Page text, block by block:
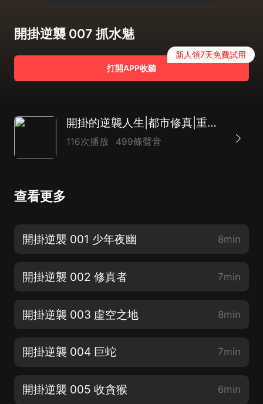
開掛逆襲 007 抓水魅
打開APP收聽
新人領7天免費試用
開掛的逆襲人生|都市修真|重生爽文|多人有聲劇
116次播放 499條聲音
查看更多
開掛逆襲 001 少年夜幽 8min
開掛逆襲 002 修真者 7min
開掛逆襲 003 虛空之地 8min
開掛逆襲 004 巨蛇 7min
開掛逆襲 005 收貪猴 6min